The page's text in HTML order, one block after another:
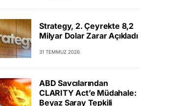
Strategy, 2. Çeyrekte 8,2
Milyar Dolar Zarar Açıkladı
31 TEMMUZ 2026
ABD Savcılarından
CLARITY Act’e Müdahale:
Beyaz Saray Tepkili